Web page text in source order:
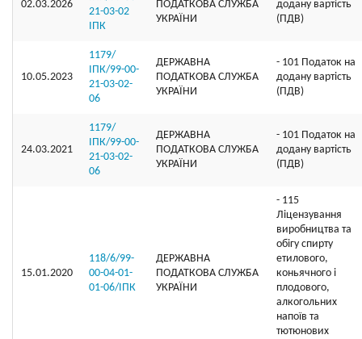
02.03.2026
21-03-02
ІПК
ПОДАТКОВА СЛУЖБА
УКРАЇНИ
додану вартість
(ПДВ)
10.05.2023
1179/
ІПК/99-00-
21-03-02-
06
ДЕРЖАВНА
ПОДАТКОВА СЛУЖБА
УКРАЇНИ
- 101 Податок на
додану вартість
(ПДВ)
24.03.2021
1179/
ІПК/99-00-
21-03-02-
06
ДЕРЖАВНА
ПОДАТКОВА СЛУЖБА
УКРАЇНИ
- 101 Податок на
додану вартість
(ПДВ)
15.01.2020
118/6/99-
00-04-01-
01-06/ІПК
ДЕРЖАВНА
ПОДАТКОВА СЛУЖБА
УКРАЇНИ
- 115
Ліцензування
виробництва та
обігу спирту
етилового,
коньячного і
плодового,
алкогольних
напоїв та
тютюнових